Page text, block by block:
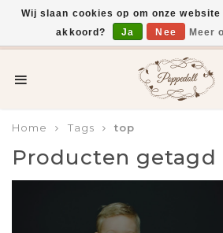
Voor 15:00 uur besteld,
Home Tags top
Producten
Wij slaan cookies op om onze
akkoord?
Ja Nee Meer